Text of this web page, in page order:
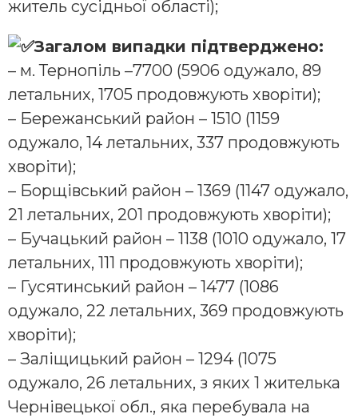
житель сусідньої області);
Загалом випадки підтверджено:
– м. Тернопіль –7700 (5906 одужало, 89
летальних, 1705 продовжують хворіти);
– Бережанський район – 1510 (1159
одужало, 14 летальних, 337 продовжують
хворіти);
– Борщівський район – 1369 (1147 одужало,
21 летальних, 201 продовжують хворіти);
– Бучацький район – 1138 (1010 одужало, 17
летальних, 111 продовжують хворіти);
– Гусятинський район – 1477 (1086
одужало, 22 летальних, 369 продовжують
хворіти);
– Заліщицький район – 1294 (1075
одужало, 26 летальних, з яких 1 жителька
Чернівецької обл., яка перебувала на